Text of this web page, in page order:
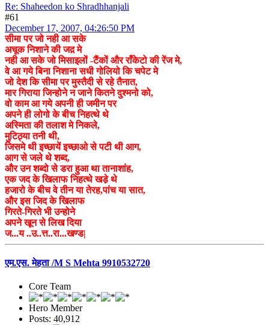
Re: Shaheedon ko Shradhhanjali
#61
December 17, 2007, 04:26:50 PM
सीमा पर जो नही आ सके
अचूक निशाने की जद़ मे
नही आ सके जो मिसाइलों -टैंकों और राँकेटो की रेंज मे,
वे आ गये बिना निशाना सधी गोलियो कि चपेट मे
जो देश कि सीमा पर मुस्तैदी से रहे तैनात,
मार गिराया जिन्होने न जाने कितने दुश्मनो को,
वो काम आ गये अपनी ही जमीन पर
अपने ही लोगो के बीच निहत्थे थे
अस्मिता की तलाश मे निकले,
मुटिठ्या तनी थी,
जिसमे थी इच्छायें इच्छाओ से पटी थी आग,
आग से जले थे शब्द,
और उन शब्दो से डरा हुआ था तानाशांह,
एक जद के खिलाफ निहत्थे खडे़ थे
हजारो के बीच वे तीन या तेरह,पांच या सात,
और इस जिद के खिलाफ
गिरते-गिरते भी उन्होने
अपने खून से लिख दिया
ज...य ..उ..त्त..रा...खण्ड|
एम.एस. मेहता /M S Mehta 9910532720
Core Team
Hero Member
Posts: 40,912